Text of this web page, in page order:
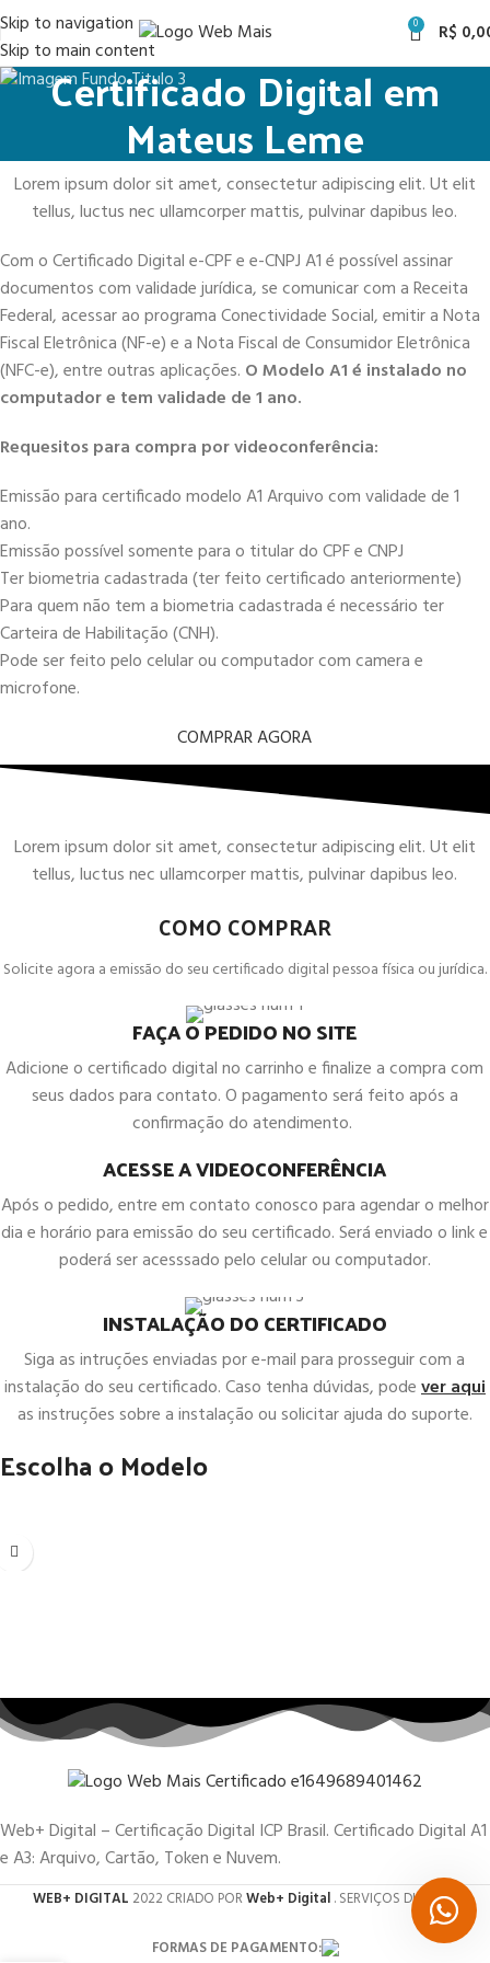
Skip to navigation
Skip to main content
0 R$
Certificado Digital em
Mateus Leme
Lorem ipsum dolor sit amet, consectetur adipiscing elit. Ut elit
tellus, luctus nec ullamcorper mattis, pulvinar dapibus leo.
Com o Certificado Digital e-CPF e e-CNPJ A1 é possível assinar
documentos com validade jurídica, se comunicar com a Receita
Federal, acessar ao programa Conectividade Social, emitir a Nota
Fiscal Eletrônica (NF-e) e a Nota Fiscal de Consumidor Eletrônica
(NFC-e), entre outras aplicações. O Modelo A1 é instalado no
computador e tem validade de 1 ano.
Requesitos para compra por videoconferência:
Emissão para certificado modelo A1 Arquivo com validade de 1
ano.
Emissão possível somente para o titular do CPF e CNPJ
Ter biometria cadastrada (ter feito certificado anteriormente)
Para quem não tem a biometria cadastrada é necessário ter
Carteira de Habilitação (CNH).
Pode ser feito pelo celular ou computador com camera e
microfone.
COMPRAR AGORA
Lorem ipsum dolor sit amet, consectetur adipiscing elit. Ut elit
tellus, luctus nec ullamcorper mattis, pulvinar dapibus leo.
COMO COMPRAR
Solicite agora a emissão do seu certificado digital pessoa física ou jurídica.
FAÇA O PEDIDO NO SITE
Adicione o certificado digital no carrinho e finalize a compra com
seus dados para contato. O pagamento será feito após a
confirmação do atendimento.
ACESSE A VIDEOCONFERÊNCIA
Após o pedido, entre em contato conosco para agendar o melhor
dia e horário para emissão do seu certificado. Será enviado o link e
poderá ser acesssado pelo celular ou computador.
INSTALAÇÃO DO CERTIFICADO
Siga as intruções enviadas por e-mail para prosseguir com a
instalação do seu certificado. Caso tenha dúvidas, podever aqui
as instruções sobre a instalação ou solicitar ajuda do suporte.
Escolha o Modelo
Web+ Digital – Certificação Digital ICP Brasil. Certificado Digital A1
e A3: Arquivo, Cartão, Token e Nuvem.
WEB+ DIGITAL 2022 CRIADO PORWeb+ Digital. SERVIÇOS DIGITAIS.
FORMAS DE PAGAMENTO: